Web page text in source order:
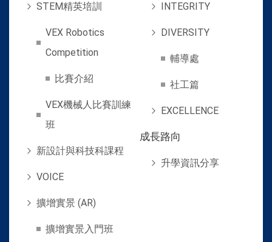
STEM精英培訓
VEX Robotics
Competition
比賽介紹
VEX機械人比賽訓練
班
新設計與科技科課程
VOICE
擴增實景 (AR)
擴增實景入門班
INTEGRITY
DIVERSITY
輔導處
社工篇
EXCELLENCE
成長路向
升學資訊分享